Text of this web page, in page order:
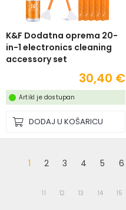
K&F Dodatna oprema 20-
in-1 electronics cleaning
accessory set
30,40 €
Artikl je dostupan
DODAJ U KOŠARICU
1 2 3 4 5 6
11 12 13 14 15